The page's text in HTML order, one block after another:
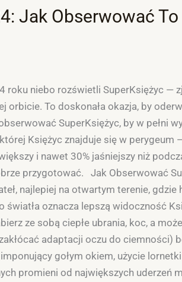
Jak Obserwować
niebo rozświetli SuperKsiężyc —
orbicie. To doskonała okazja, by
SuperKsiężyc, by w pełni
Księżyc znajduje się w
i nawet 30% jaśniejszy niż
przygotować. Jak Obserwować
najlepiej na otwartym terenie,
światła oznacza lepszą widoczność
ze sobą ciepłe ubrania, koc, a
adaptacji oczu do ciemności)
gołym okiem, użycie
promieni od największych uderzeń